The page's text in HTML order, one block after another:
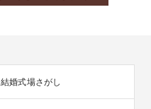
結婚式場さがし